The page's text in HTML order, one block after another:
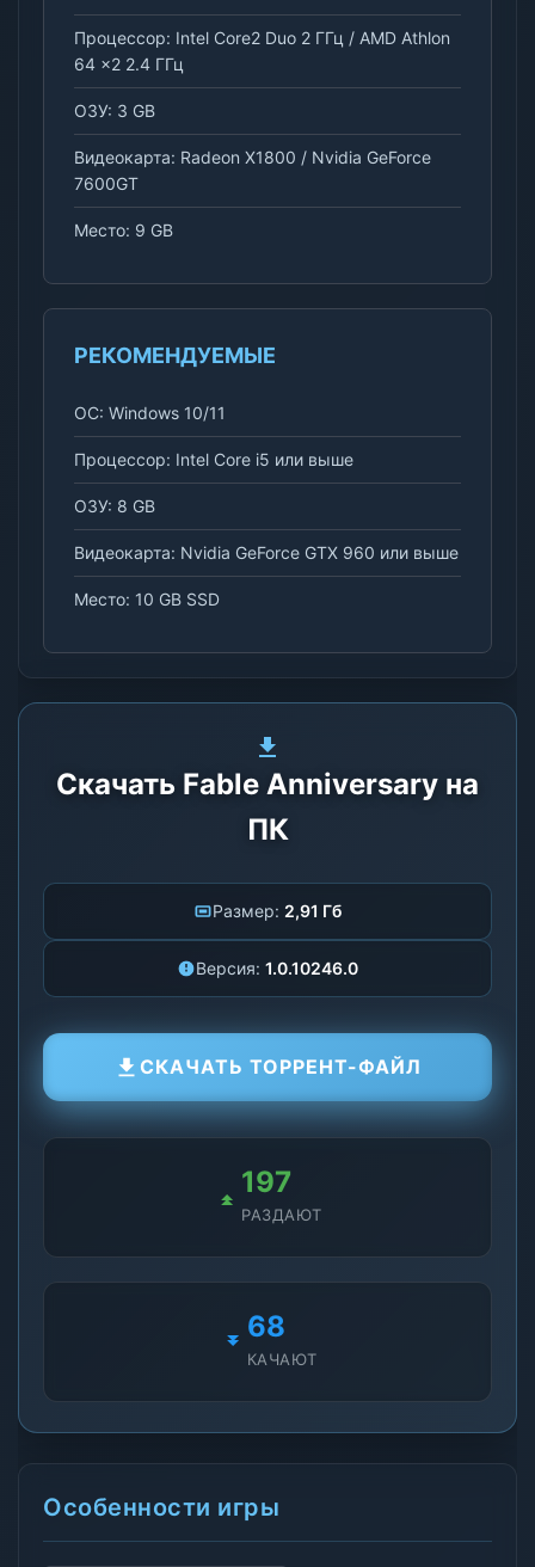
Процессор: Intel Core2 Duo 2 ГГц / AMD Athlon
64 x2 2.4 ГГц
ОЗУ: 3 GB
Видеокарта: Radeon X1800 / Nvidia GeForce
7600GT
Место: 9 GB
РЕКОМЕНДУЕМЫЕ
ОС: Windows 10/11
Процессор: Intel Core i5 или выше
ОЗУ: 8 GB
Видеокарта: Nvidia GeForce GTX 960 или выше
Место: 10 GB SSD
Скачать Fable Anniversary на
ПК
Размер: 2,91 Гб
Версия: 1.0.10246.0
СКАЧАТЬ ТОРРЕНТ-ФАЙЛ
197
РАЗДАЮТ
68
КАЧАЮТ
Особенности игры